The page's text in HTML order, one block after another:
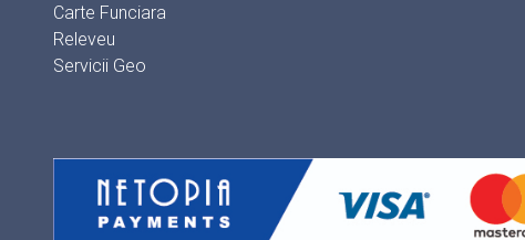
Carte Funciara
Releveu
Servicii Geo